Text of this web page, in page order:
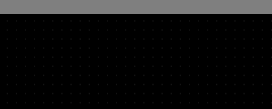
80 PS